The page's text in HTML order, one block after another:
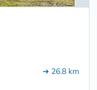
➔ 26.8 km